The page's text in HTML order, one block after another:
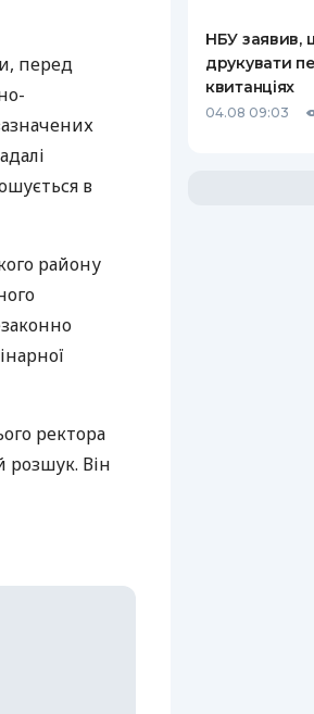
перед
в
району
ректора
розшук. Він
НБУ заявив,
друкувати
квитанціях
04.08 09:03